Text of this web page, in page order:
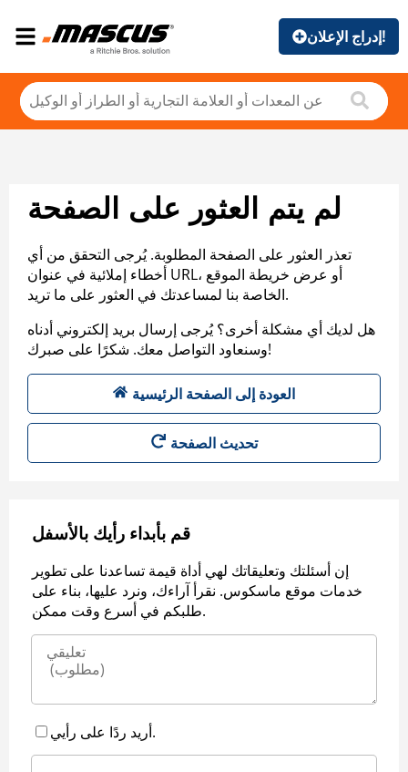
إدراج الإعلان!
لم يتم العثور على الصفحة
تعذر العثور على الصفحة المطلوبة. يُرجى التحقق من أي
أخطاء إملائية في عنوان URL، أو عرض خريطة الموقع
الخاصة بنا لمساعدتك في العثور على ما تريد.
هل لديك أي مشكلة أخرى؟ يُرجى إرسال بريد إلكتروني أدناه
وسنعاود التواصل معك. شكرًا على صبرك!
العودة إلى الصفحة الرئيسية
تحديث الصفحة
قم بأبداء رأيك بالأسفل
إن أسئلتك وتعليقاتك لهي أداة قيمة تساعدنا على تطوير
خدمات موقع ماسكوس. نقرأ آراءك، ونرد عليها، بناء على
طلبكم في أسرع وقت ممكن.
أريد ردًا على رأيي.